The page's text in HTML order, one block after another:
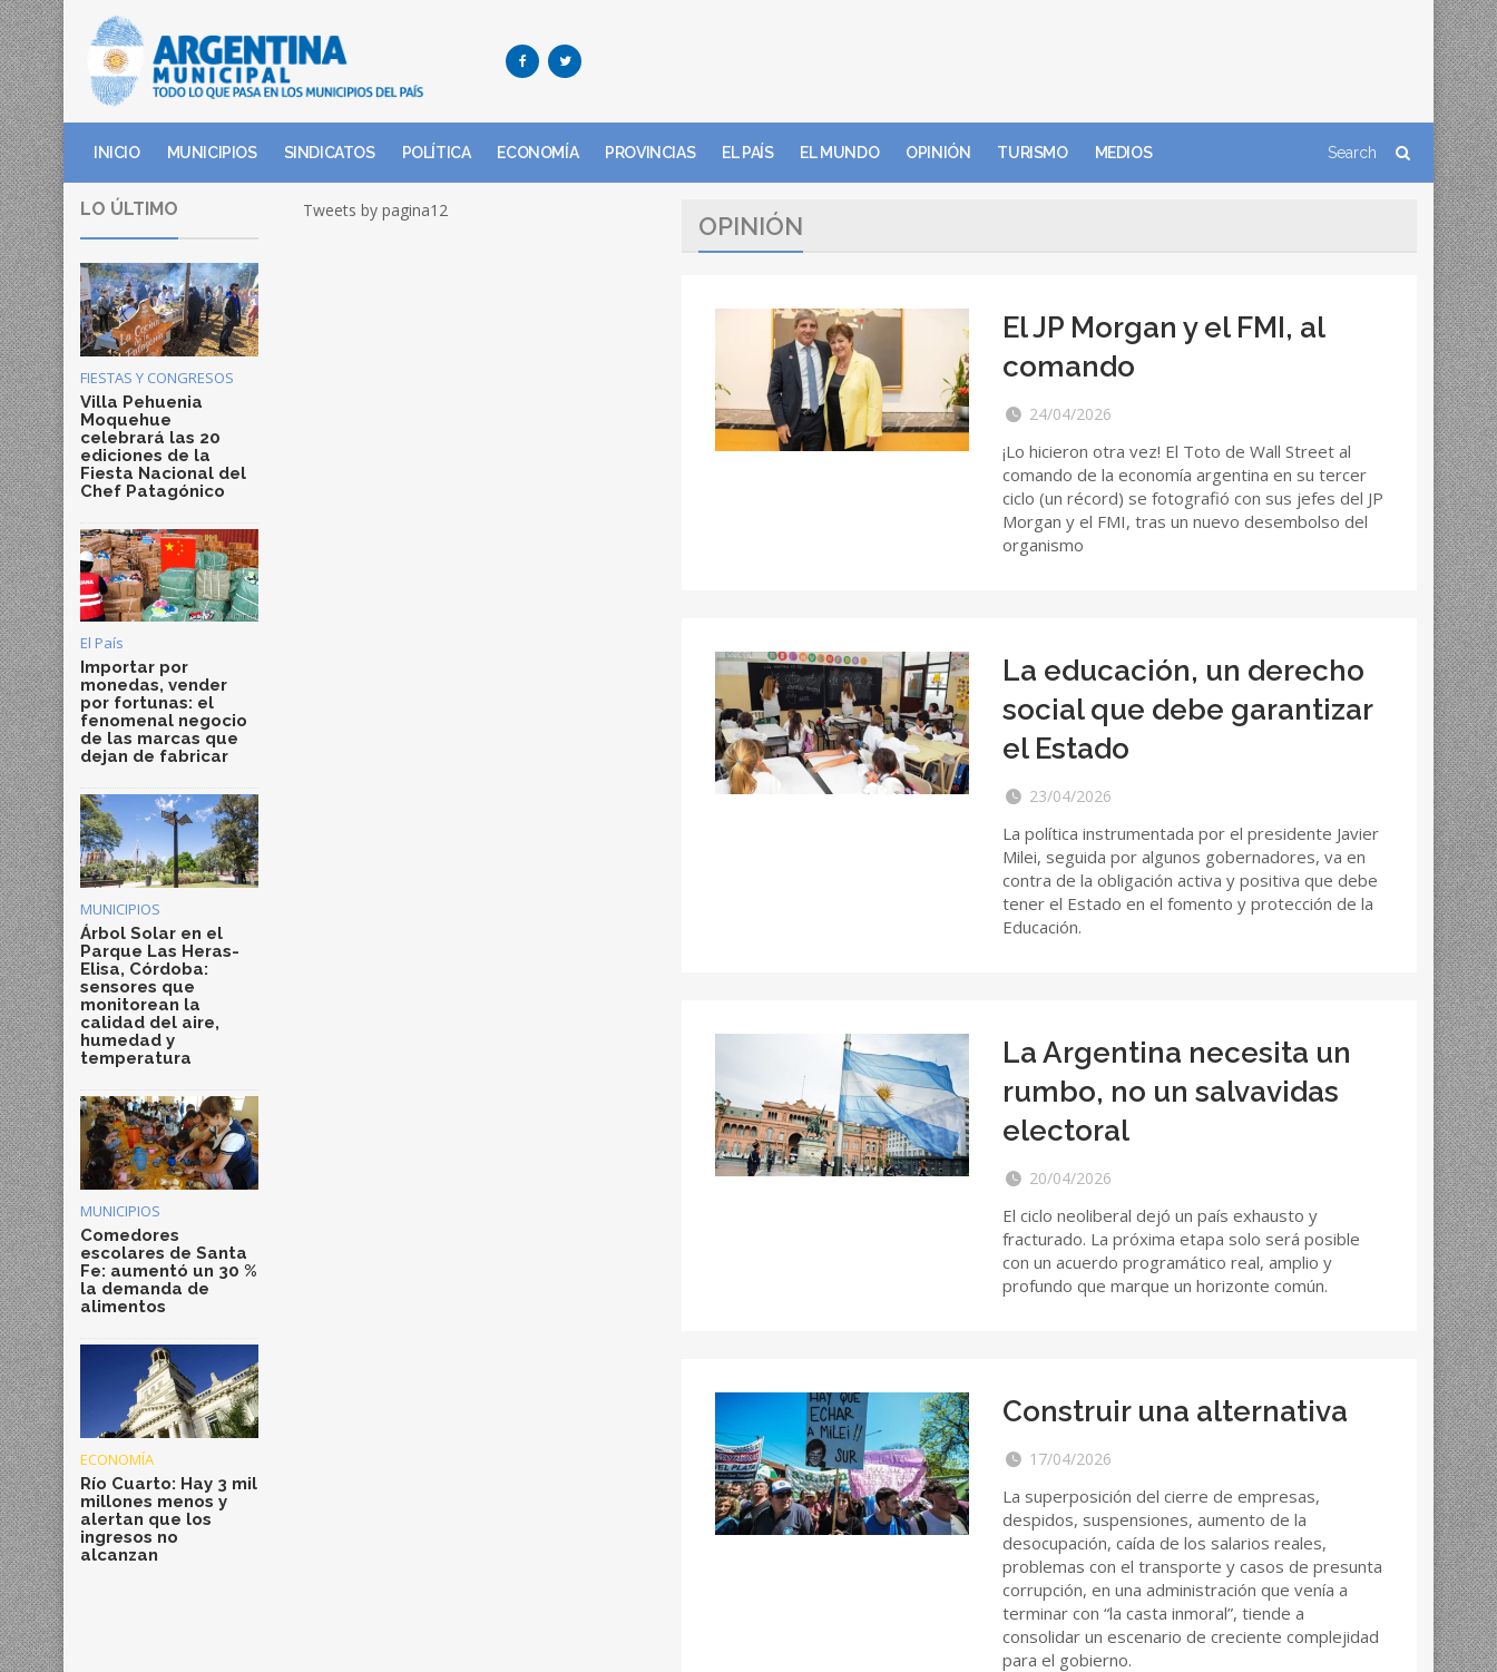
INICIO MUNICIPIOS SINDICATOS POLÍTICA ECONOMÍA PROVINCIAS EL PAÍS EL MUNDO OPINIÓN TURISMO MEDIOS
LO ÚLTIMO
FIESTAS Y CONGRESOS
Villa Pehuenia
Moquehue
celebrará las 20
ediciones de la
Fiesta Nacional del
Chef Patagónico
El País
Importar por
monedas, vender
por fortunas: el
fenomenal negocio
de las marcas que
dejan de fabricar
MUNICIPIOS
Árbol Solar en el
Parque Las Heras-
Elisa, Córdoba:
sensores que
monitorean la
calidad del aire,
humedad y
temperatura
MUNICIPIOS
Comedores
escolares de Santa
Fe: aumentó un 30 %
la demanda de
alimentos
ECONOMÍA
Río Cuarto: Hay 3 mil
millones menos y
alertan que los
ingresos no
alcanzan
Tweets by pagina12
OPINIÓN
El JP Morgan y el FMI, al
comando
24/04/2026
¡Lo hicieron otra vez! El Toto de Wall Street al
comando de la economía argentina en su tercer
ciclo (un récord) se fotografió con sus jefes del JP
Morgan y el FMI, tras un nuevo desembolso del
organismo
La educación, un derecho
social que debe garantizar
el Estado
23/04/2026
La política instrumentada por el presidente Javier
Milei, seguida por algunos gobernadores, va en
contra de la obligación activa y positiva que debe
tener el Estado en el fomento y protección de la
Educación.
La Argentina necesita un
rumbo, no un salvavidas
electoral
20/04/2026
El ciclo neoliberal dejó un país exhausto y
fracturado. La próxima etapa solo será posible
con un acuerdo programático real, amplio y
profundo que marque un horizonte común.
Construir una alternativa
17/04/2026
La superposición del cierre de empresas,
despidos, suspensiones, aumento de la
desocupación, caída de los salarios reales,
problemas con el transporte y casos de presunta
corrupción, en una administración que venía a
terminar con “la casta inmoral”, tiende a
consolidar un escenario de creciente complejidad
para el gobierno.